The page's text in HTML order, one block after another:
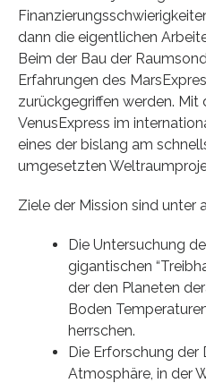
dann die eigentlichen
Beim der Bau der
Erfahrungen des
zurückgegriffen werden.
VenusExpress im
eines der bislang am
umgesetzten
Ziele der Mission sind unter
Die Untersuchung
gigantischen
der den Planeten
Boden
herrschen.
Die Erforschung der
Atmosphäre, in der